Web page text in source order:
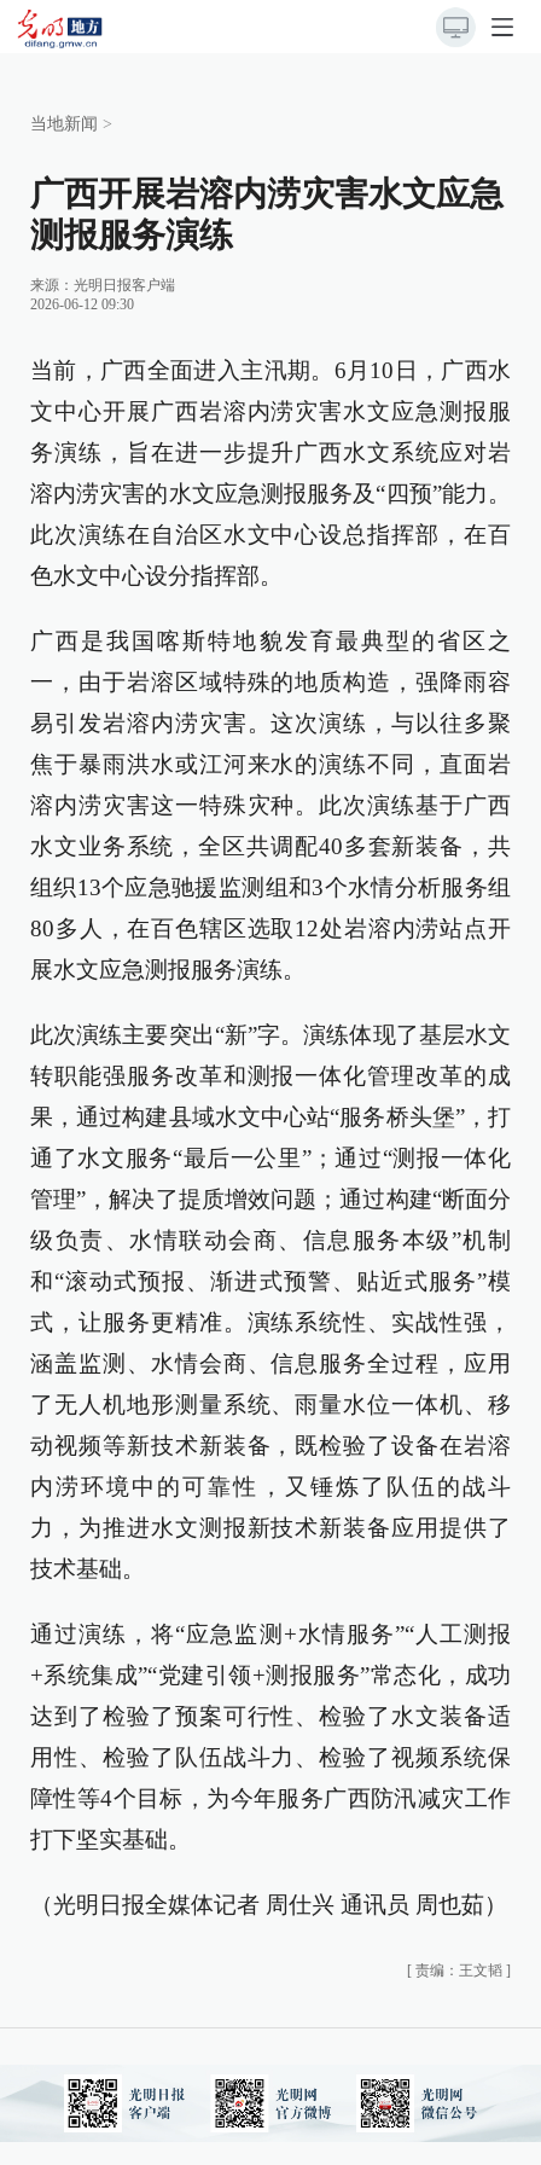
当地新闻 >
广西开展岩溶内涝灾害水文应急
测报服务演练
来源： 光明日报客户端
2026-06-12 09:30
当前，广西全面进入主汛期。6月10日，广西水
文中心开展广西岩溶内涝灾害水文应急测报服
务演练，旨在进一步提升广西水文系统应对岩
溶内涝灾害的水文应急测报服务及“四预”能力。
此次演练在自治区水文中心设总指挥部，在百
色水文中心设分指挥部。
广西是我国喀斯特地貌发育最典型的省区之
一，由于岩溶区域特殊的地质构造，强降雨容
易引发岩溶内涝灾害。这次演练，与以往多聚
焦于暴雨洪水或江河来水的演练不同，直面岩
溶内涝灾害这一特殊灾种。此次演练基于广西
水文业务系统，全区共调配40多套新装备，共
组织13个应急驰援监测组和3个水情分析服务组
80多人，在百色辖区选取12处岩溶内涝站点开
展水文应急测报服务演练。
此次演练主要突出“新”字。演练体现了基层水文
转职能强服务改革和测报一体化管理改革的成
果，通过构建县域水文中心站“服务桥头堡”，打
通了水文服务“最后一公里”；通过“测报一体化
管理”，解决了提质增效问题；通过构建“断面分
级负责、水情联动会商、信息服务本级”机制
和“滚动式预报、渐进式预警、贴近式服务”模
式，让服务更精准。演练系统性、实战性强，
涵盖监测、水情会商、信息服务全过程，应用
了无人机地形测量系统、雨量水位一体机、移
动视频等新技术新装备，既检验了设备在岩溶
内涝环境中的可靠性，又锤炼了队伍的战斗
力，为推进水文测报新技术新装备应用提供了
技术基础。
通过演练，将“应急监测+水情服务”“人工测报
+系统集成”“党建引领+测报服务”常态化，成功
达到了检验了预案可行性、检验了水文装备适
用性、检验了队伍战斗力、检验了视频系统保
障性等4个目标，为今年服务广西防汛减灾工作
打下坚实基础。
（光明日报全媒体记者 周仕兴 通讯员 周也茹）
[ 责编：王文韬 ]